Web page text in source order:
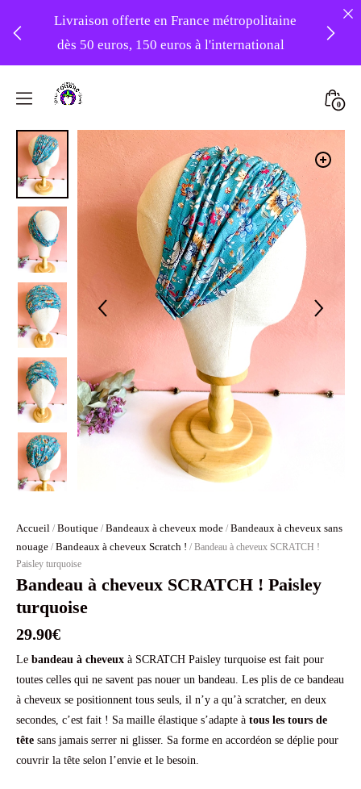
Livraison offerte en France métropolitaine
dès 50 euros, 150 euros à l'international
Foudre
Turbans
0
Accueil / Boutique / Bandeaux à cheveux mode / Bandeaux à cheveux sans
nouage / Bandeaux à cheveux Scratch ! / Bandeau à cheveux SCRATCH !
Paisley turquoise
Bandeau à cheveux SCRATCH ! Paisley
turquoise
29.90€
Le bandeau à cheveux à SCRATCH Paisley turquoise est fait pour
toutes celles qui ne savent pas nouer un bandeau. Les plis de ce bandeau
à cheveux se positionnent tous seuls, il n’y a qu’à scratcher, en deux
secondes, c’est fait ! Sa maille élastique s’adapte à tous les tours de
tête sans jamais serrer ni glisser. Sa forme en accordéon se déplie pour
couvrir la tête selon l’envie et le besoin.